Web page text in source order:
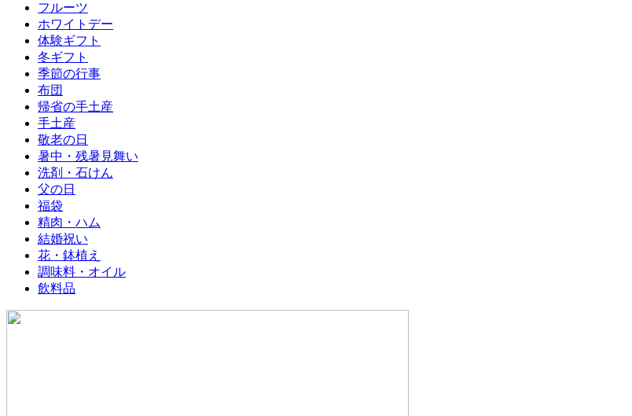
フルーツ
ホワイトデー
体験ギフト
冬ギフト
季節の行事
布団
帰省の手土産
手土産
敬老の日
暑中・残暑見舞い
洗剤・石けん
父の日
福袋
精肉・ハム
結婚祝い
花・鉢植え
調味料・オイル
飲料品